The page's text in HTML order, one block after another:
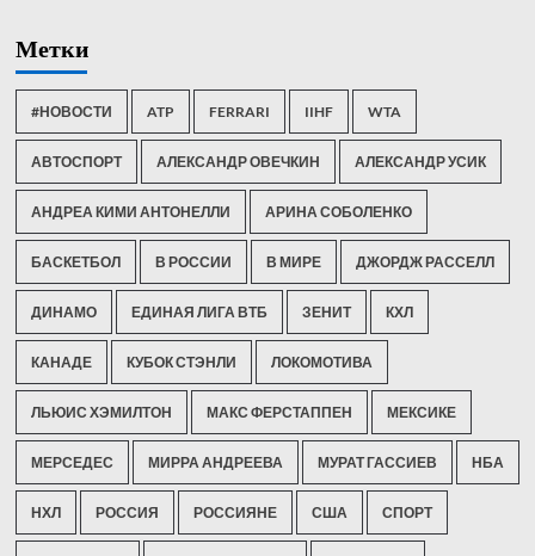
Метки
#НОВОСТИ ATP FERRARI IIHF WTA
АВТОСПОРТ АЛЕКСАНДР ОВЕЧКИН АЛЕКСАНДР УСИК
АНДРЕА КИМИ АНТОНЕЛЛИ АРИНА СОБОЛЕНКО
БАСКЕТБОЛ В РОССИИ В МИРЕ ДЖОРДЖ РАССЕЛЛ
ДИНАМО ЕДИНАЯ ЛИГА ВТБ ЗЕНИТ КХЛ
КАНАДЕ КУБОК СТЭНЛИ ЛОКОМОТИВА
ЛЬЮИС ХЭМИЛТОН МАКС ФЕРСТАППЕН МЕКСИКЕ
МЕРСЕДЕС МИРРА АНДРЕЕВА МУРАТ ГАССИЕВ НБА
НХЛ РОССИЯ РОССИЯНЕ США СПОРТ